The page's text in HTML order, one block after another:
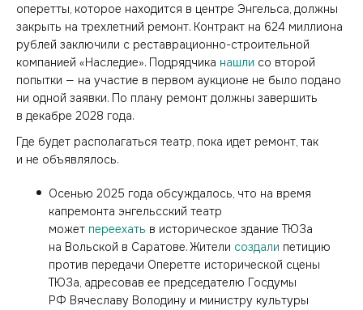
оперетты, которое находится в центре Энгельса, должны
закрыть на трехлетний ремонт. Контракт на 624 миллиона
рублей заключили с реставрационно-строительной
компанией «Наследие». Подрядчика нашли со второй
попытки — на участие в первом аукционе не было подано
ни одной заявки. По плану ремонт должны завершить
в декабре 2028 года.
Где будет располагаться театр, пока идет ремонт, так
и не объявлялось.
Осенью 2025 года обсуждалось, что на время
капремонта энгельсский театр
может переехать в историческое здание ТЮЗа
на Вольской в Саратове. Жители создали петицию
против передачи Оперетте исторической сцены
ТЮЗа, адресовав ее председателю Госдумы
РФ Вячеславу Володину и министру культуры